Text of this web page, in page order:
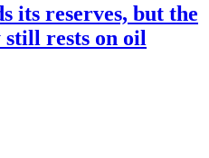
its reserves, but the
still rests on oil